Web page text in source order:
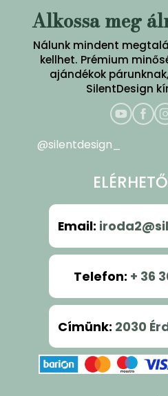
Alkossa meg
Nálunk mindent
kellhet. Prémium
ajándékok
SilentDesign
@silentdesign_
Email:
Telefon: + 36
Címünk: 2030